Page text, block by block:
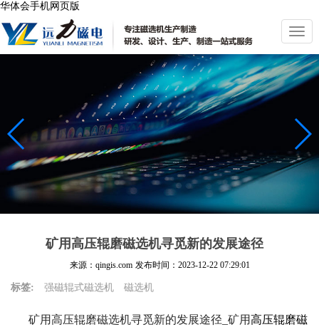
华体会手机网页版
切
换
导
航
矿用高压辊磨磁选机寻觅新的发展途径
来源：qingis.com 发布时间： 2023-12-22 07:29:01
标签: 强磁辊式磁选机 磁选机
矿用高压辊磨磁选机寻觅新的发展途径_ 矿用高压辊磨磁